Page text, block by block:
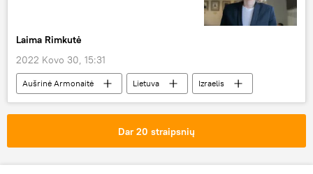
Laima Rimkutė
2022 Kovo 30, 15:31
Aušrinė Armonaitė Lietuva
Izraelis
bendradarbiavimas
Ekonomika
Dar 20 straipsnių